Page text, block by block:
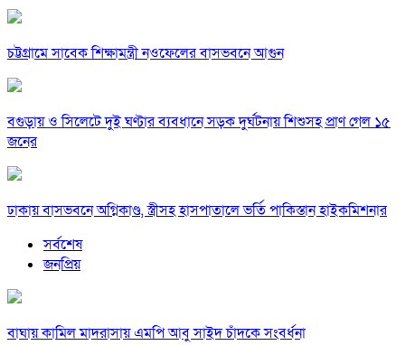
চট্টগ্রামে সাবেক শিক্ষামন্ত্রী নওফেলের বাসভবনে আগুন
বগুড়ায় ও সিলেটে দুই ঘণ্টার ব্যবধানে সড়ক দুর্ঘটনায় শিশুসহ প্রাণ গেল ১৫
জনের
ঢাকায় বাসভবনে অগ্নিকাণ্ড, স্ত্রীসহ হাসপাতালে ভর্তি পাকিস্তান হাইকমিশনার
সর্বশেষ
জনপ্রিয়
বাঘায় কামিল মাদরাসায় এমপি আবু সাইদ চাঁদকে সংবর্ধনা